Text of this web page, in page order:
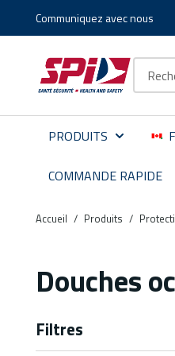
Aller au contenu principal
Skip to menu
Skip to footer
Communiquez avec nous
PRODUITS
COMMANDE RAPIDE
Accueil / Produits /
Douches
Filtres